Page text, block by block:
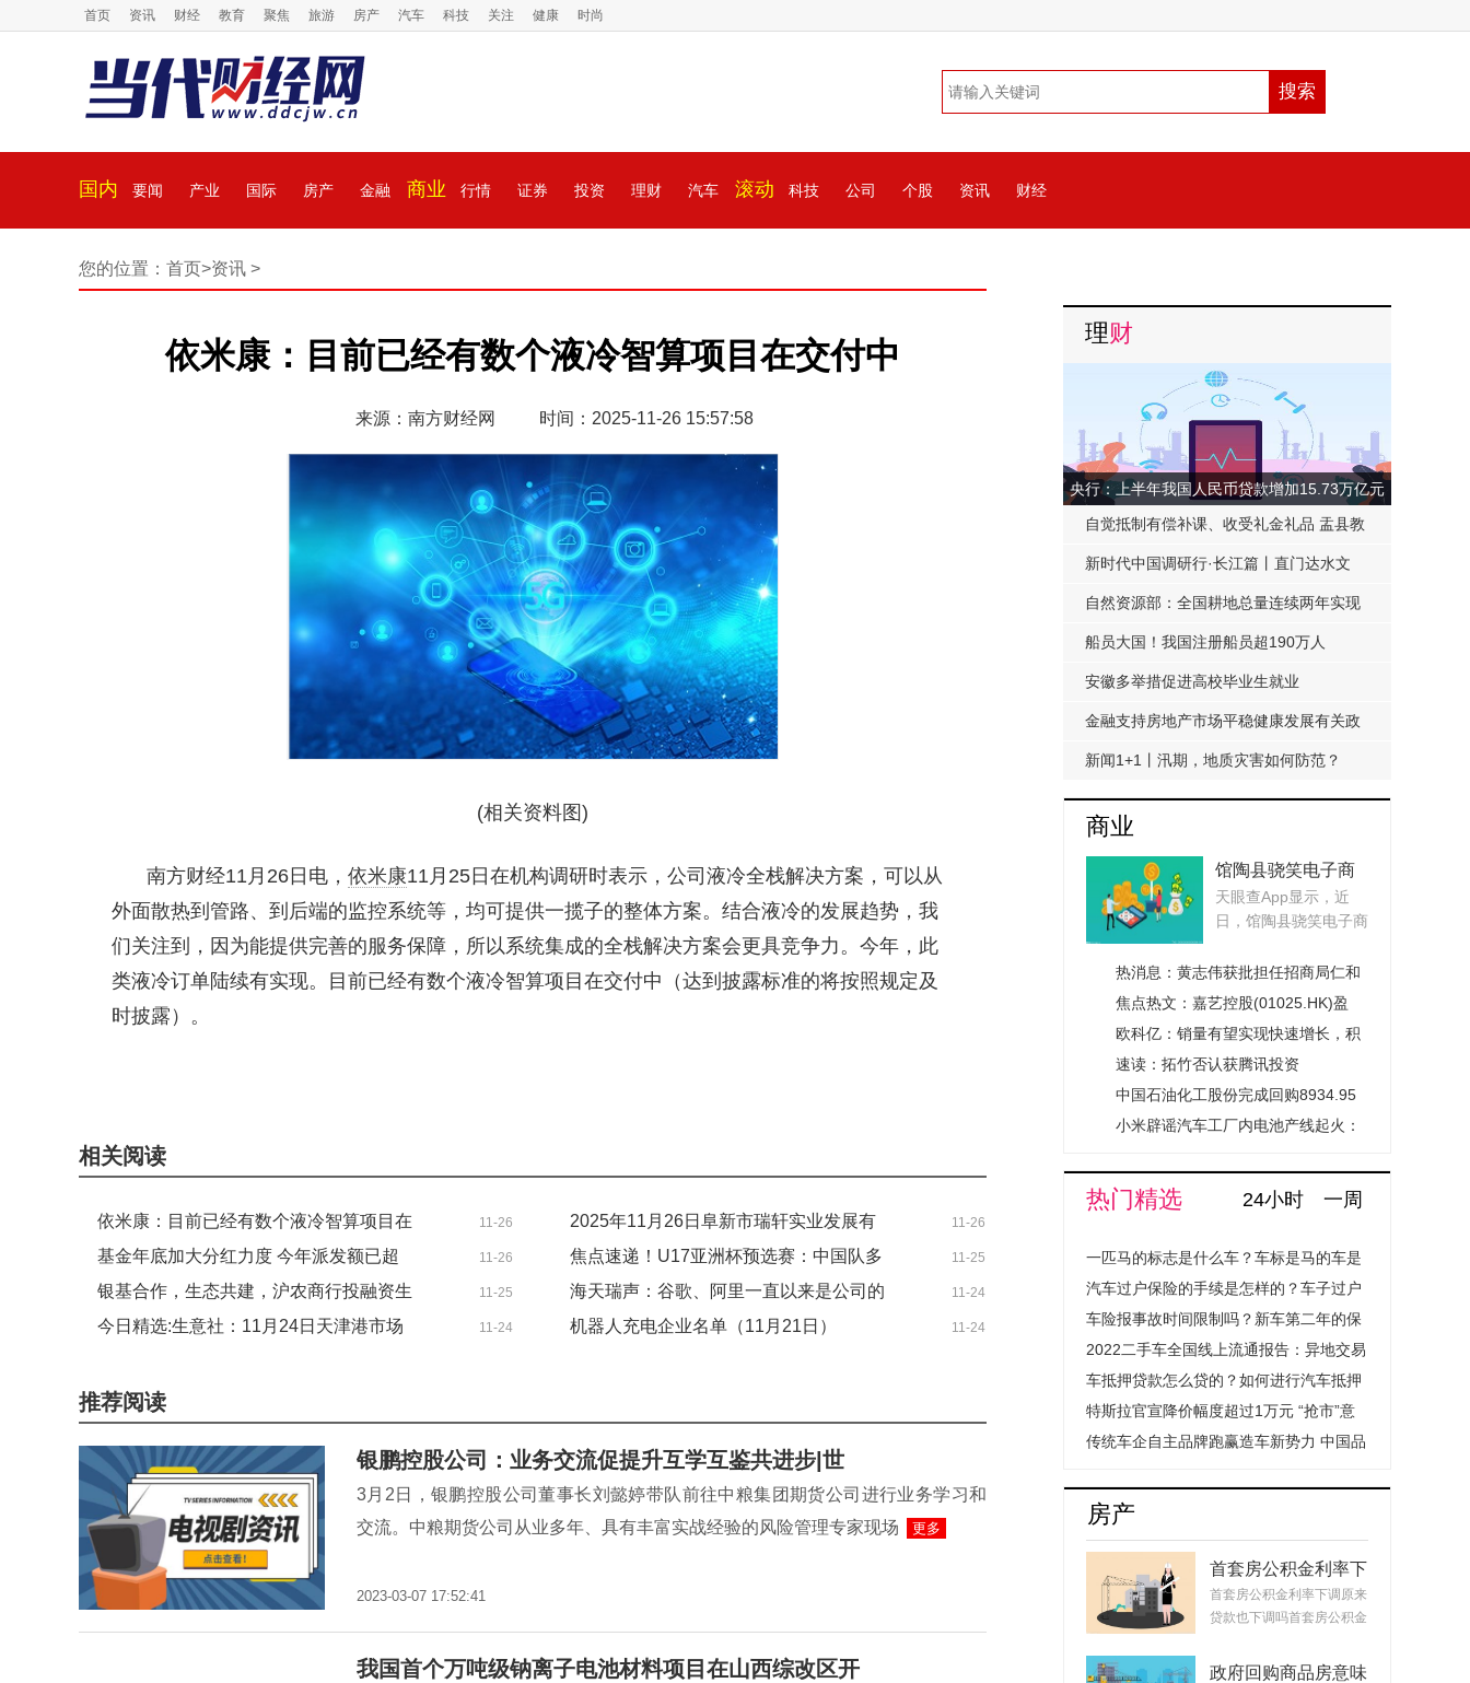
首页 资讯 财经 教育 聚焦 旅游 房产 汽车 科技 关注 健康 时尚
国内 要闻 产业 国际 房产 金融 商业 行情 证券 投资 理财 汽车 滚动 科技 公司 个股 资讯 财经
您的位置： 首页>资讯 >
依米康：目前已经有数个液冷智算项目在交付中
来源：南方财经网 时间：2025-11-26 15:57:58
(相关资料图)
南方财经11月26日电， 依米康11月25日在机构调研时表示，公司液冷全栈解决方案，可以从
外面散热到管路、到后端的监控系统等，均可提供一揽子的整体方案。结合液冷的发展趋势，我
们关注到，因为能提供完善的服务保障，所以系统集成的全栈解决方案会更具竞争力。今年，此
类液冷订单陆续有实现。目前已经有数个液冷智算项目在交付中（达到披露标准的将按照规定及
时披露）。
相关阅读
依米康：目前已经有数个液冷智算项目在
交付中
11-26
2025年11月26日阜新市瑞轩实业发展有
限公司价格行情
11-26
基金年底加大分红力度 今年派发额已超
2000亿元
11-26
焦点速递！U17亚洲杯预选赛：中国队多
点开花 14比0大胜东帝汶队
11-25
银基合作，生态共建，沪农商行投融资生
态联盟正式启航-要闻
11-25
海天瑞声：谷歌、阿里一直以来是公司的
重要客户 速读
11-24
今日精选:生意社：11月24日天津港市场
11-24 机器人充电企业名单（11月21日） 11-24
推荐阅读
银鹏控股公司：业务交流促提升互学互鉴共进步|世
3月2日，银鹏控股公司董事长刘懿婷带队前往中粮集团期货公司进行业务学习和
交流。中粮期货公司从业多年、具有丰富实战经验的风险管理专家现场
更多
2023-03-07 17:52:41
我国首个万吨级钠离子电池材料项目在山西综改区开
理财
央行：上半年我国人民币贷款增加15.73万亿元
自觉抵制有偿补课、收受礼金礼品 盂县教
科局发布《工作提醒函》
新时代中国调研行·长江篇丨直门达水文
站：从靠人力蹲点到监测自动化
自然资源部：全国耕地总量连续两年实现
净增加
船员大国！我国注册船员超190万人
安徽多举措促进高校毕业生就业
金融支持房地产市场平稳健康发展有关政
策延期至明年底
新闻1+1丨汛期，地质灾害如何防范？
商业
馆陶县骁笑电子商
务店（个体工商
户）成立 注册资本1
天眼查App显示，近
日，馆陶县骁笑电子商
成...
热消息：黄志伟获批担任招商局仁和
人寿董事长
焦点热文：嘉艺控股(01025.HK)盈
警：预计中期亏损扩大至约1900万港
元
欧科亿：销量有望实现快速增长，积
极规划扩大产能与供应
速读：拓竹否认获腾讯投资
中国石油化工股份完成回购8934.95
万股A股|今日热文
小米辟谣汽车工厂内电池产线起火：
每日聚焦
热门精选 24小时 一周
一匹马的标志是什么车？车标是马的车是
什么汽车？
汽车过户保险的手续是怎样的？车子过户
保险费用会上涨吗？
车险报事故时间限制吗？新车第二年的保
险怎么买？
2022二手车全国线上流通报告：异地交易
量提升超1.4倍成绝对主流
车抵押贷款怎么贷的？如何进行汽车抵押
贷款程序是怎样的？
特斯拉官宣降价幅度超过1万元 “抢市”意
图明显
传统车企自主品牌跑赢造车新势力 中国品
房产
首套房公积金利率下
调原来贷款也下调
吗？公积金贷款会随
吗？
首套房公积金利率下调原来
贷款也下调吗首套房公积金
政府回购商品房意味